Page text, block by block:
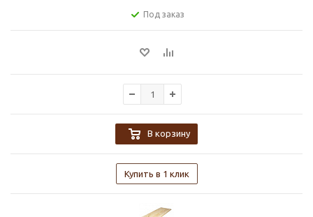
Под заказ
В корзину
Купить в 1 клик